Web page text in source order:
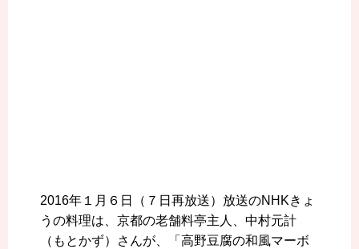
2016年１月６日（７日再放送）放送のNHKきょ
うの料理は、京都の老舗料亭主人、中村元計
（もとかず）さんが、「高野豆腐の和風マーボ